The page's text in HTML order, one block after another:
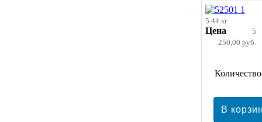
5.44 кг
Цена
5
250,00 руб.